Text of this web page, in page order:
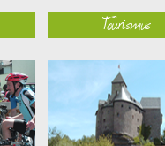
Tourismus